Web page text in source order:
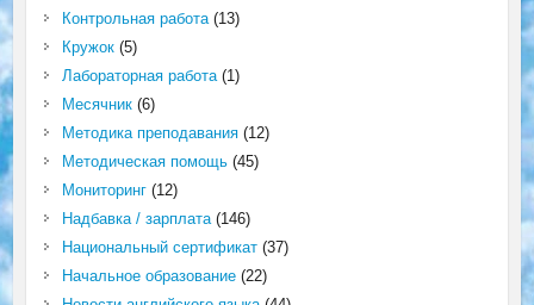
Контрольная работа(13)
Кружок(5)
Лабораторная работа(1)
Месячник(6)
Методика преподавания(12)
Методическая помощь(45)
Мониторинг(12)
Надбавка / зарплата(146)
Национальный сертификат(37)
Начальное образование(22)